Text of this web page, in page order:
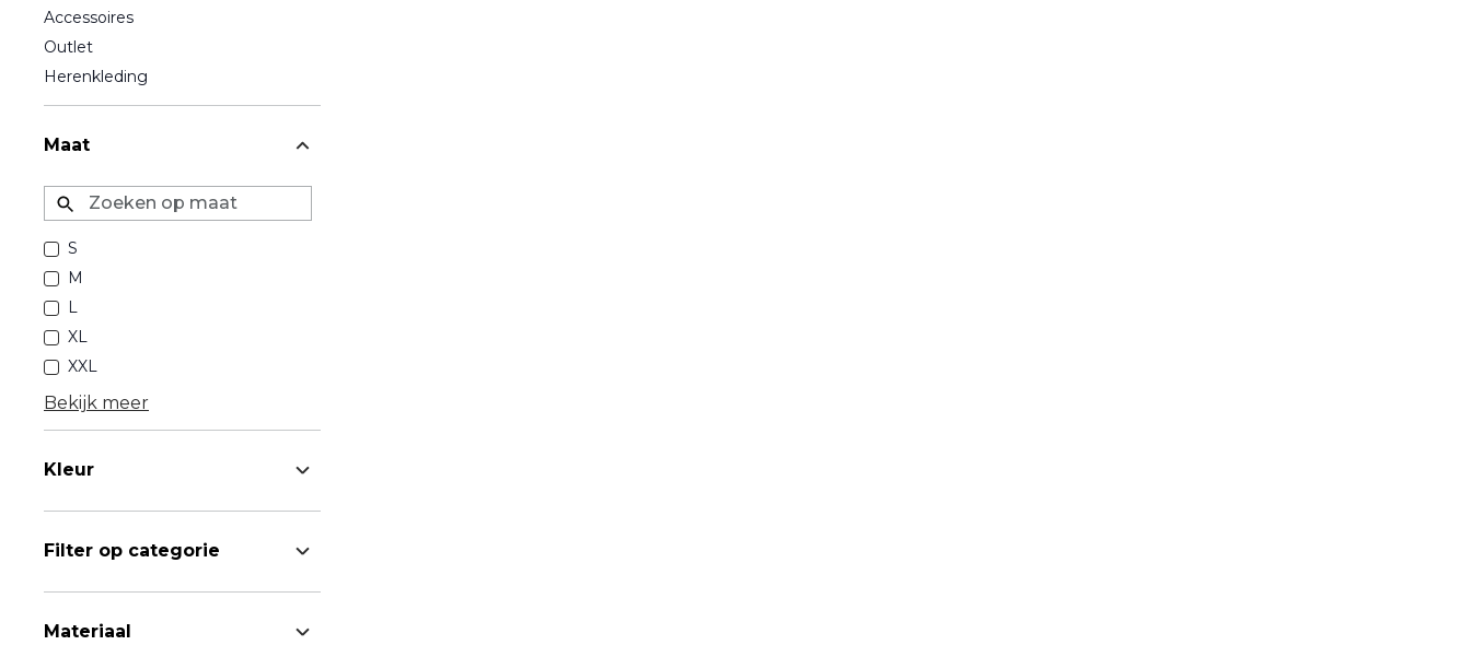
Accessoires
Outlet
Herenkleding
Maat
Zoeken op maat
S
M
L
XL
XXL
Bekijk meer
Kleur
Filter op categorie
Materiaal